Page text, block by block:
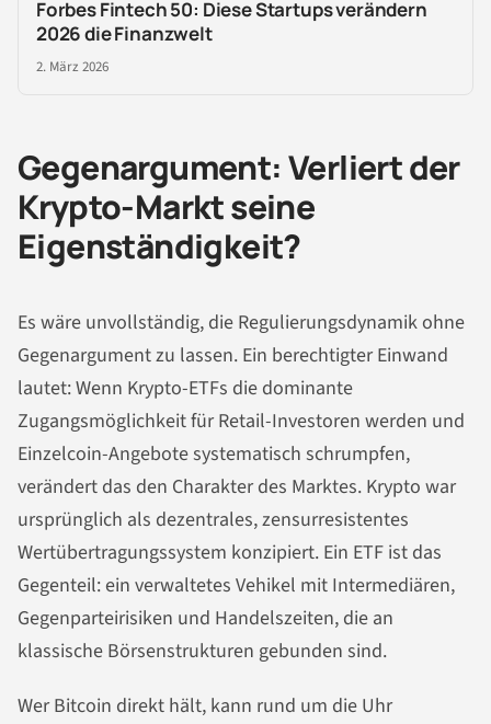
Forbes Fintech 50: Diese Startups verändern
2026 die Finanzwelt
2. März 2026
Gegenargument: Verliert der
Krypto-Markt seine
Eigenständigkeit?
Es wäre unvollständig, die Regulierungsdynamik ohne
Gegenargument zu lassen. Ein berechtigter Einwand
lautet: Wenn Krypto-ETFs die dominante
Zugangsmöglichkeit für Retail-Investoren werden und
Einzelcoin-Angebote systematisch schrumpfen,
verändert das den Charakter des Marktes. Krypto war
ursprünglich als dezentrales, zensurresistentes
Wertübertragungssystem konzipiert. Ein ETF ist das
Gegenteil: ein verwaltetes Vehikel mit Intermediären,
Gegenparteirisiken und Handelszeiten, die an
klassische Börsenstrukturen gebunden sind.
Wer Bitcoin direkt hält, kann rund um die Uhr